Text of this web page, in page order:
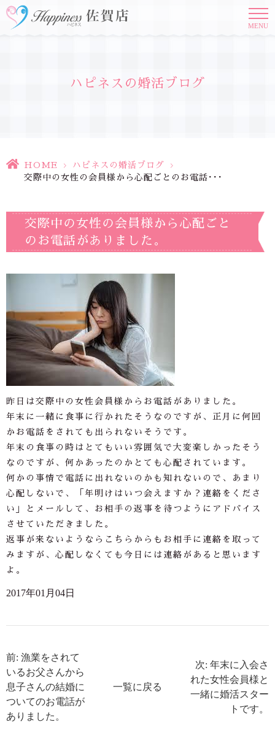
MENU
ハピネスの婚活ブログ
HOME > ハピネスの婚活ブログ
>
交際中の女性の会員様から心配ごとのお電話･･･
交際中の女性の会員様から心配ごと
のお電話がありました。
昨日は交際中の女性会員様からお電話がありました。
年末に一緒に食事に行かれたそうなのですが、正月に何回
かお電話をされても出られないそうです。
年末の食事の時はとてもいい雰囲気で大変楽しかったそう
なのですが、何かあったのかとても心配されています。
何かの事情で電話に出れないのかも知れないので、あまり
心配しないで、「年明けはいつ会えますか？連絡をくださ
い」とメールして、お相手の返事を待つようにアドバイス
させていただきました。
返事が来ないようならこちらからもお相手に連絡を取って
みますが、心配しなくても今日には連絡があると思います
よ。
2017年01月04日
前: 漁業をされて
いるお父さんから
息子さんの結婚に
ついてのお電話が
ありました。
一覧に戻る
次: 年末に入会さ
れた女性会員様と
一緒に婚活スター
トです。